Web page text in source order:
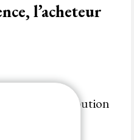
l’acheteur
d’attribution